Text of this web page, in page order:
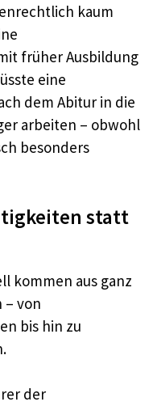
kaum
früher Ausbildung
eine
dem Abitur in die
arbeiten – obwohl
besonders
statt
kommen aus ganz
von
bis hin zu
der